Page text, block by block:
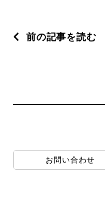
前の記事を読む
お問い合わせ